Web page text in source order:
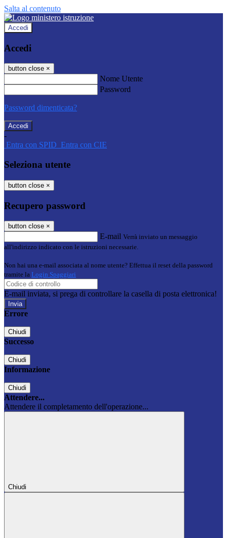
Salta al contenuto
Accedi
Accedi
button close ×
Nome Utente
Password
Password dimenticata?
-
Entra con SPID Entra con CIE
Seleziona utente
button close ×
Recupero password
button close ×
E-mail Verrà inviato un messaggio
all'indirizzo indicato con le istruzioni necessarie.
Non hai una e-mail associata al nome utente? Effettua il reset della password
tramite la Login Spaggiari
E-mail inviata, si prega di controllare la casella di posta elettronica!
Errore
Chiudi
Successo
Chiudi
Informazione
Chiudi
Attendere...
Attendere il completamento dell'operazione...
Chiudi